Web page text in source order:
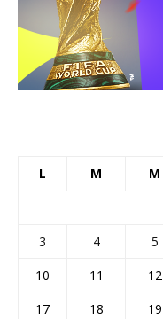
L M M
3
4 5
10
11 12
17
18 19